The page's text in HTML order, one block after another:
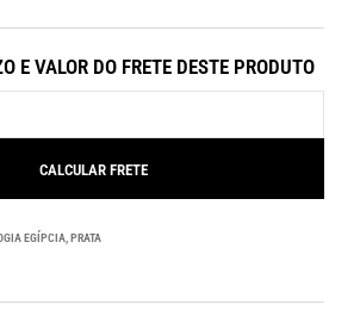
E VALOR DO FRETE DESTE PRODUTO
EGÍPCIA PRATA